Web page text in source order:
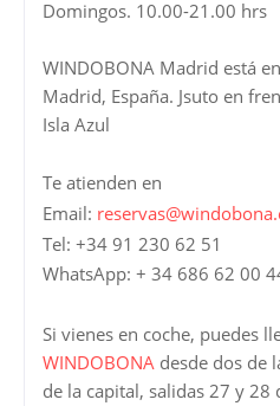
Domingos. 10.00-21.00 hrs
WINDOBONA Madrid está
Madrid, España. Jsuto en
Isla Azul
Te atienden en
Email:
Tel: +34 91 230 62 51
WhatsApp: + 34 686 62 00
Si vienes en coche, puedes
WINDOBONA desde dos de
de la capital, salidas 27 y 28